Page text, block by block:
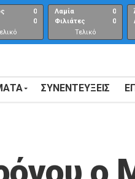
0
0
Λαμία
Φιλιάτες
0
0
Τελικό
Αποτέλεσμα
ΣΥΝΕΝΤΕΎΞΕΙΣ